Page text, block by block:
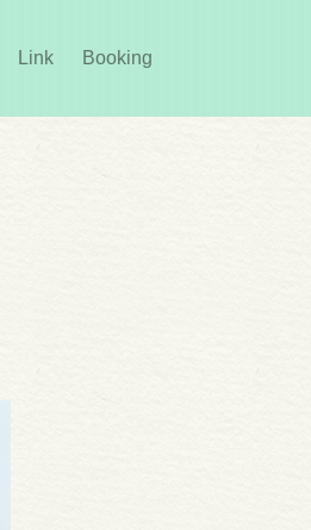
Link Booking